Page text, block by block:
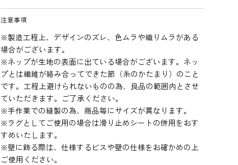
注意事項
※製造工程上、デザインのズレ、色ムラや織りムラがある
場合がございます。
※ネップが生地の表面に出ている場合がございます。ネッ
プとは繊維が絡み合ってできた節（糸のかたまり）のこと
です。工程上避けられないものの為、良品の範囲内とさせ
ていただきます。ご了承ください。
※手作業での縫製の為、商品毎にサイズが異なります。
※ラグとしてご使用の場合は滑り止めシートの併用をおす
すめいたします。
※壁に飾る際は、仕様するビスや壁の仕様をお確かめの上
ご使用ください。